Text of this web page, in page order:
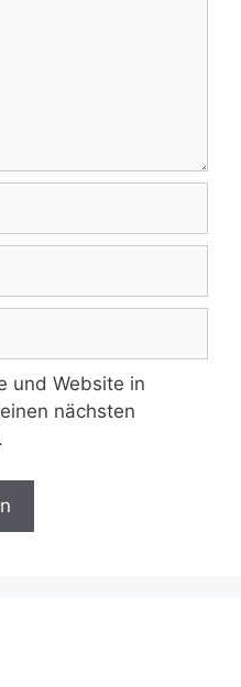
und Website in
nächsten